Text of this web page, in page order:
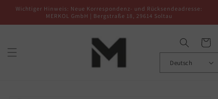
zum
Wichtiger Hinweis: Neue Korrespondenz- und Rücksendeadresse:
MERKOL GmbH | Bergstraße 18, 29614 Soltau
Deutsch